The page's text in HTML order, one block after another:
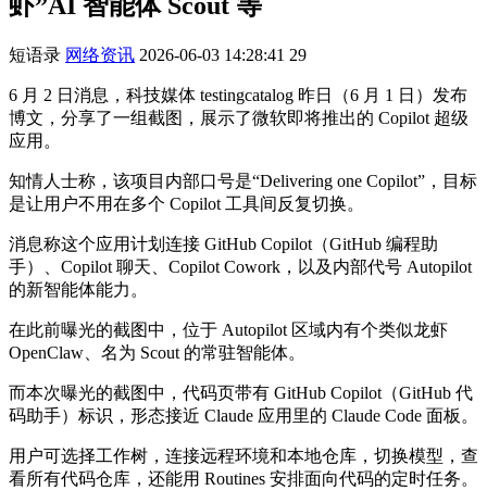
短语录 网络资讯 2026-06-03 14:28:41 29
6 月 2 日消息，科技媒体 testingcatalog 昨日（6 月 1 日）发布
博文，分享了一组截图，展示了微软即将推出的 Copilot 超级
应用。
知情人士称，该项目内部口号是“Delivering one Copilot”，目标
是让用户不用在多个 Copilot 工具间反复切换。
消息称这个应用计划连接 GitHub Copilot（GitHub 编程助
手）、Copilot 聊天、Copilot Cowork，以及内部代号 Autopilot
的新智能体能力。
在此前曝光的截图中，位于 Autopilot 区域内有个类似龙虾
OpenClaw、名为 Scout 的常驻智能体。
而本次曝光的截图中，代码页带有 GitHub Copilot（GitHub 代
码助手）标识，形态接近 Claude 应用里的 Claude Code 面板。
用户可选择工作树，连接远程环境和本地仓库，切换模型，查
看所有代码仓库，还能用 Routines 安排面向代码的定时任务。